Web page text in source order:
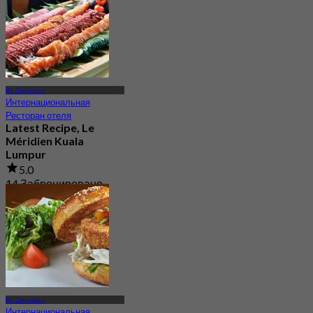
KL Сентрал
Интернациональная
Ресторан отеля
Latest Recipe, Le
Méridien Kuala
Lumpur
5.0
14 Забронировано
RM 178
KL Сентрал